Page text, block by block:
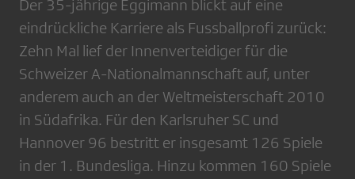
Der 35-jährige Eggimann blickt auf eine
eindrückliche Karriere als Fussballprofi zurück:
Zehn Mal lief der Innenverteidiger für die
Schweizer A-Nationalmannschaft auf, unter
anderem auch an der Weltmeisterschaft 2010
in Südafrika. Für den Karlsruher SC und
Hannover 96 bestritt er insgesamt 126 Spiele
in der 1. Bundesliga. Hinzu kommen 160 Spiele